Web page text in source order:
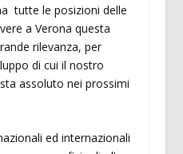
tutte le posizioni delle
a Verona questa
rilevanza, per
di cui il nostro
assoluto nei prossimi
ed internazionali